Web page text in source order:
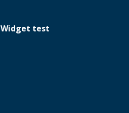
Widget test